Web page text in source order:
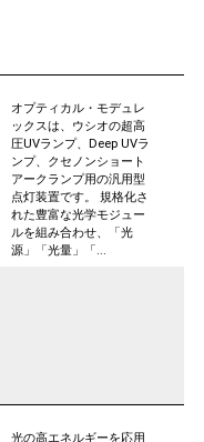
オプティカル・モデュレ
ックスは、ウシオの超高
圧UVランプ、Deep UVラ
ンプ、クセノンショート
アークランプ用の汎用型
点灯装置です。 規格化さ
れた豊富な光学モジュー
ルを組み合わせ、「光
源」「光量」「...
光の高エネルギーを応用